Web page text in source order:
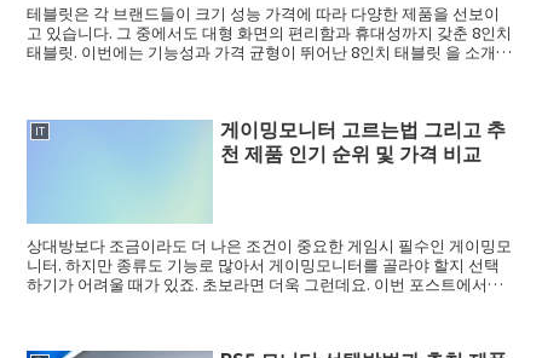
테블릿은 각 브랜드들이 크기 성능 가격에 따라 다양한 제품을 선보이
고 있습니다. 그 중에서도 대형 화면의 편리함과 휴대성까지 갖춘 8인치
태블릿. 이번에는 기능성과 가격 균형이 뛰어난 8인치 태블릿 을 소개하
IT
게이밍모니터 고르는법 그리고 추
천 제품 인기 순위 및 가격 비교
상대방보다 조금이라도 더 나은 조건이 중요한 게임시 필수인 게이밍모
니터. 하지만 종류도 기능로 많아서 게이밍모니터를 골라야 할지 선택
하기가 어려울 때가 있죠. 초보라면 더욱 그런데요. 이번 포스트에서는